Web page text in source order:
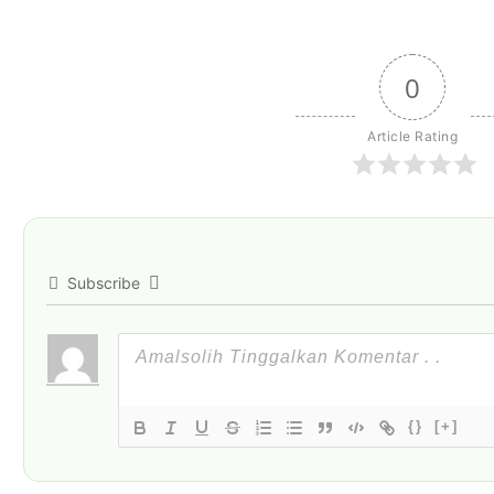
0
Article Rating
Subscribe
{} [+]